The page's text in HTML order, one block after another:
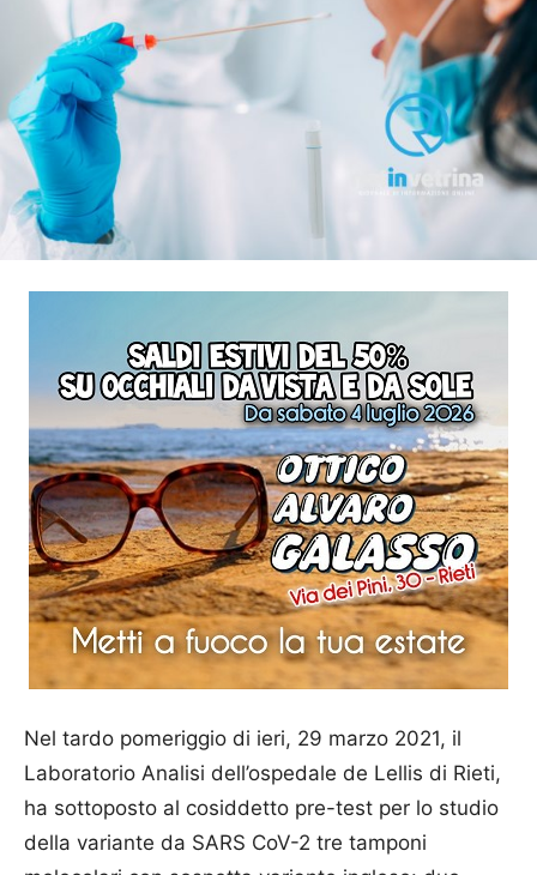
Nel tardo pomeriggio di ieri, 29 marzo 2021, il
Laboratorio Analisi dell’ospedale de Lellis di Rieti,
ha sottoposto al cosiddetto pre-test per lo studio
della variante da SARS CoV-2 tre tamponi